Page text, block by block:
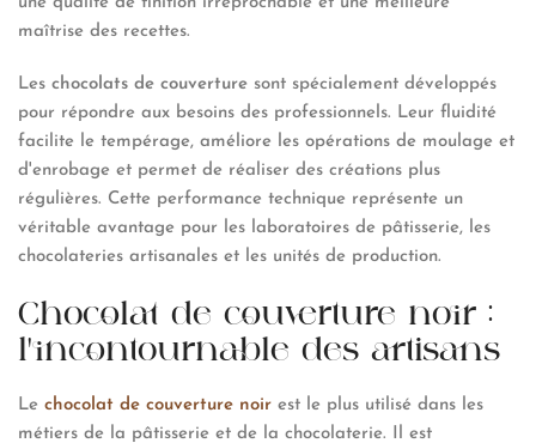
maîtrise des recettes.
Les chocolats de couverture sont spécialement développés
pour répondre aux besoins des professionnels. Leur fluidité
facilite le tempérage, améliore les opérations de moulage et
d'enrobage et permet de réaliser des créations plus
régulières. Cette performance technique représente un
véritable avantage pour les laboratoires de pâtisserie, les
chocolateries artisanales et les unités de production.
Chocolat de couverture noir :
l'incontournable des artisans
Le chocolat de couverture noir est le plus utilisé dans les
métiers de la pâtisserie et de la chocolaterie. Il est